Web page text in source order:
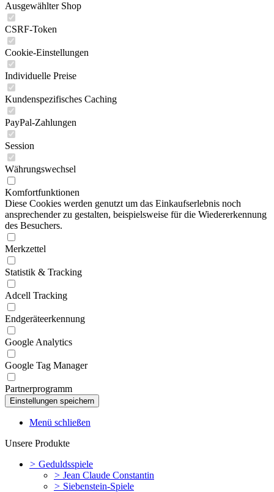
Ausgewählter Shop
CSRF-Token
Cookie-Einstellungen
Individuelle Preise
Kundenspezifisches Caching
PayPal-Zahlungen
Session
Währungswechsel
Komfortfunktionen
Diese Cookies werden genutzt um das Einkaufserlebnis noch
ansprechender zu gestalten, beispielsweise für die Wiedererkennung
des Besuchers.
Merkzettel
Statistik & Tracking
Adcell Tracking
Endgeräteerkennung
Google Analytics
Google Tag Manager
Partnerprogramm
Menü schließen
Unsere Produkte
> Geduldsspiele
> Jean Claude Constantin
> Siebenstein-Spiele